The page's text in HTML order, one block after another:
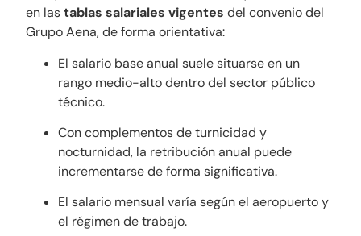
en lastablas salariales vigentes del convenio del
Grupo Aena, de forma orientativa:
El salario base anual suele situarse en un
rango medio-alto dentro del sector público
técnico.
Con complementos de turnicidad y
nocturnidad, la retribución anual puede
incrementarse de forma significativa.
El salario mensual varía según el aeropuerto y
el régimen de trabajo.